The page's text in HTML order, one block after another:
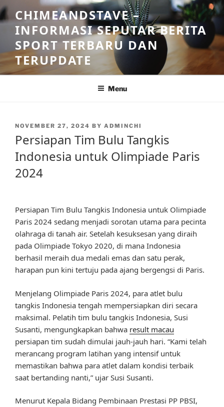
Skip
to
content
CHIMEANDSTAVE –
INFORMASI SEPUTAR BERITA
SPORT TERBARU DAN
TERUPDATE
Menu
POSTED
NOVEMBER 27, 2024 BY ADMINCHI
Persiapan Tim Bulu Tangkis
Indonesia untuk Olimpiade Paris
2024
Persiapan Tim Bulu Tangkis Indonesia untuk Olimpiade
Paris 2024 sedang menjadi sorotan utama para pecinta
olahraga di tanah air. Setelah kesuksesan yang diraih
pada Olimpiade Tokyo 2020, di mana Indonesia
berhasil meraih dua medali emas dan satu perak,
harapan pun kini tertuju pada ajang bergengsi di Paris.
Menjelang Olimpiade Paris 2024, para atlet bulu
tangkis Indonesia tengah mempersiapkan diri secara
maksimal. Pelatih tim bulu tangkis Indonesia, Susi
Susanti, mengungkapkan bahwa result macau
persiapan tim sudah dimulai jauh-jauh hari. “Kami telah
merancang program latihan yang intensif untuk
memastikan bahwa para atlet dalam kondisi terbaik
saat bertanding nanti,” ujar Susi Susanti.
Menurut Kepala Bidang Pembinaan Prestasi PP PBSI,